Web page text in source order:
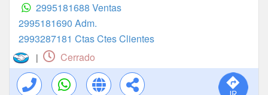
2995181688 Ventas
2995181690 Adm.
2993287181 Ctas Ctes Clientes
| Cerrado